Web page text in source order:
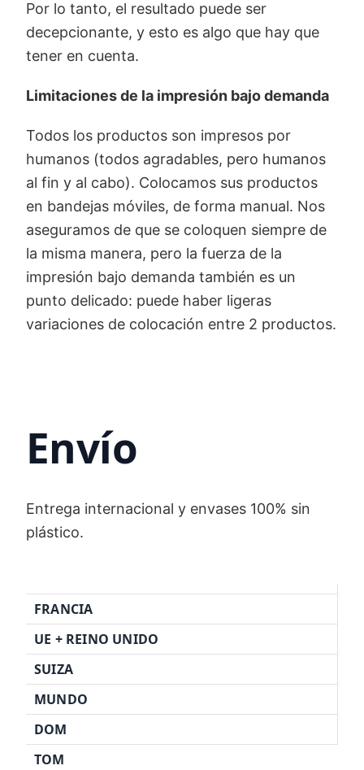
Por lo tanto, el resultado puede ser
decepcionante, y esto es algo que hay que
tener en cuenta.
Limitaciones de la impresión bajo demanda
Todos los productos son impresos por
humanos (todos agradables, pero humanos
al fin y al cabo). Colocamos sus productos
en bandejas móviles, de forma manual. Nos
aseguramos de que se coloquen siempre de
la misma manera, pero la fuerza de la
impresión bajo demanda también es un
punto delicado: puede haber ligeras
variaciones de colocación entre 2 productos.
Envío
Entrega internacional y envases 100% sin
plástico.
FRANCIA
UE + REINO UNIDO
SUIZA
MUNDO
DOM
TOM